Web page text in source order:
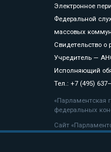
Электронное
Федеральной
массовых
Свидетельство
Учредитель —
Исполняющий
Тел.: +7 (495)
«Парламентская
федеральных
Сайт
«Парламентской